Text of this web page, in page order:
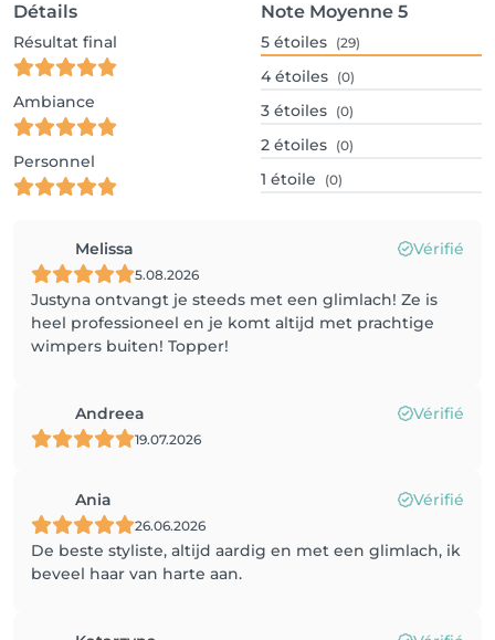
Détails
Résultat final
Ambiance
Personnel
Note Moyenne 5
5 étoiles (29)
4 étoiles (0)
3 étoiles (0)
2 étoiles (0)
1 étoile (0)
Melissa Vérifié
5.08.2026
Justyna ontvangt je steeds met een glimlach! Ze is
heel professioneel en je komt altijd met prachtige
wimpers buiten! Topper!
Andreea Vérifié
19.07.2026
Ania Vérifié
26.06.2026
De beste styliste, altijd aardig en met een glimlach, ik
beveel haar van harte aan.